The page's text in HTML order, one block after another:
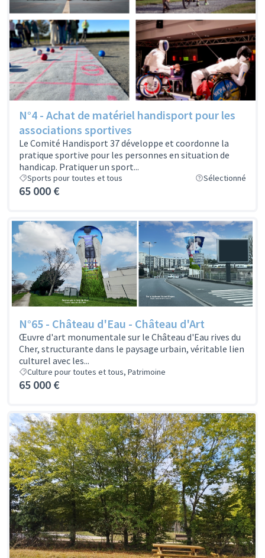
N°4 - Achat de matériel handisport pour les
associations sportives
Le Comité Handisport 37 développe et coordonne la
pratique sportive pour les personnes en situation de
handicap. Pratiquer un sport...
Sports pour toutes et tous Sélectionné
65 000 €
N°65 - Château d'Eau - Château d'Art
Œuvre d'art monumentale sur le Château d'Eau rives du
Cher, structurante dans le paysage urbain, véritable lien
culturel avec les...
Culture pour toutes et tous, Patrimoine
65 000 €